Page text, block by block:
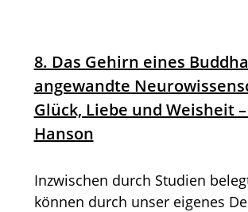
8. Das Gehirn eines
angewandte
Glück, Liebe und Weisheit
Hanson
Inzwischen durch Studien
können durch unser eigenes